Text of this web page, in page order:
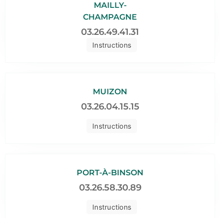
Instructions
MAILLY-
CHAMPAGNE
03.26.49.41.31
Instructions
MUIZON
03.26.04.15.15
Instructions
PORT-À-BINSON
03.26.58.30.89